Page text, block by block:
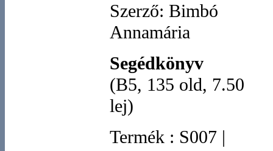
Szerző: Bimbó
Annamária
Segédkönyv
(B5, 135 old, 7.50
lej)
Termék : S007 |